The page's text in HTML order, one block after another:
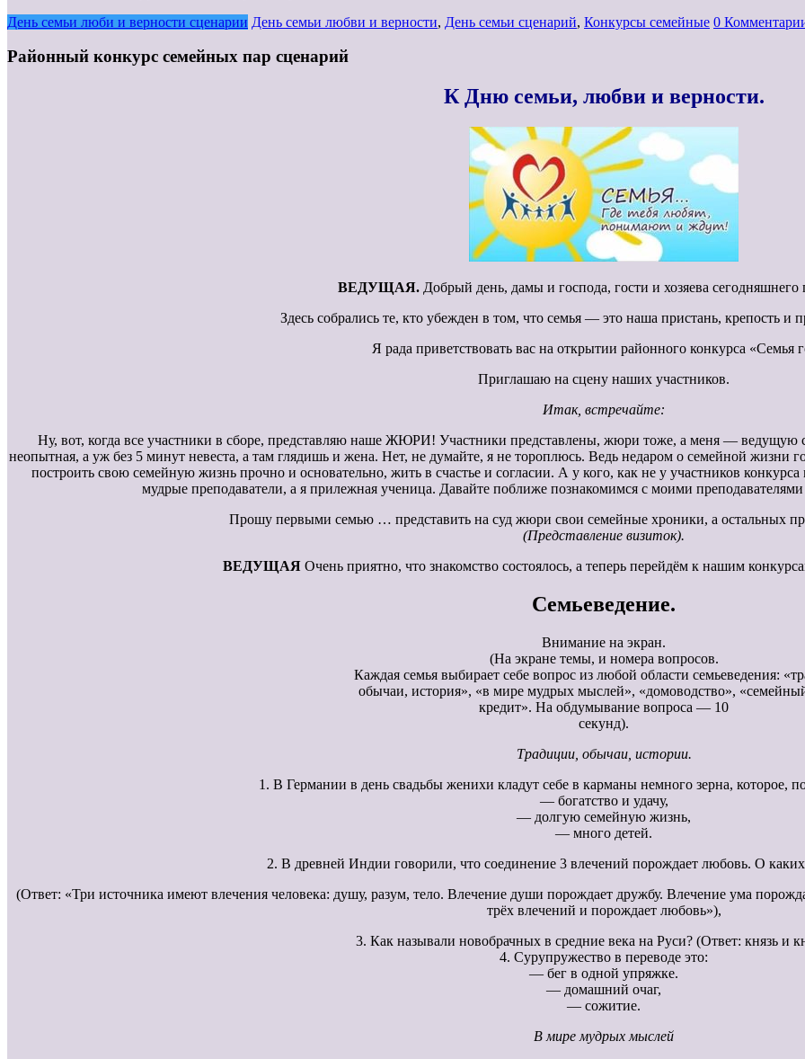
День семьи люби и верности сценарии День семьи любви и верности, День семьи сценарий, Конкурсы семейные 0
Районный конкурс семейных пар сценарий
К Дню семьи, любви и верности.
ВЕДУЩАЯ. Добрый день, дамы и господа, гости и хозяева сегодняшнего
Здесь собрались те, кто убежден в том, что семья — это наша пристань, крепость и
Я рада приветствовать вас на открытии районного конкурса «Семья
Приглашаю на сцену наших участников.
Итак, встречайте:
Ну, вот, когда все участники в сборе, представляю наше ЖЮРИ! Участники представлены, жюри тоже, а меня — ведущую
неопытная, а уж без 5 минут невеста, а там глядишь и жена. Нет, не думайте, я не тороплюсь. Ведь недаром о семейной
построить свою семейную жизнь прочно и основательно, жить в счастье и согласии. А у кого, как не у участников
мудрые преподаватели, а я прилежная ученица. Давайте поближе познакомимся с моими
Прошу первыми семью … представить на суд жюри свои семейные хроники, а остальных
(Представление визиток).
ВЕДУЩАЯОчень приятно, что знакомство состоялось, а теперь перейдём к нашим
Семьеведение.
Внимание на экран.
(На экране темы, и номера вопросов.
Каждая семья выбирает себе вопрос из любой области семьеведения:
обычаи, история», «в мире мудрых мыслей», «домоводство»,
кредит». На обдумывание вопроса — 10
секунд).
Традиции, обычаи, истории.
1. В Германии в день свадьбы женихи кладут себе в карманы немного зерна, которое,
— богатство и удачу,
— долгую семейную жизнь,
— много детей.
2. В древней Индии говорили, что соединение 3 влечений порождает любовь. О каких
(Ответ: «Три источника имеют влечения человека: душу, разум, тело. Влечение души порождает дружбу. Влечение ума
трёх влечений и порождает любовь»),
3. Как называли новобрачных в средние века на Руси? (Ответ: князь и
4. Сурупружество в переводе это:
— бег в одной упряжке.
— домашний очаг,
— сожитие.
В мире мудрых мыслей